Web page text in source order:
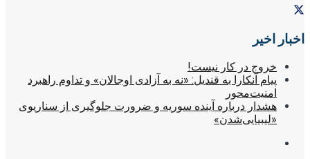
اخبار اخیر
خروج در کار نیست!
پیام آنکارا به قندیل: «نه به آزادی اوجالان» و تداوم راهبرد
امنیت‌محور
هشدار درباره آینده سوریه و ضرورت جلوگیری از سناریوی
«لیبیایی‌شدن»